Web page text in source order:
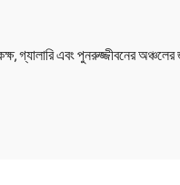
গ্যালারি এবং পুনরুজ্জীবনের